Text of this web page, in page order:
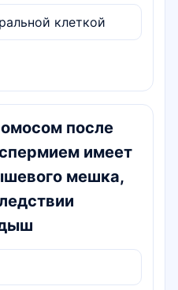
клеткой
после
имеет
мешка,